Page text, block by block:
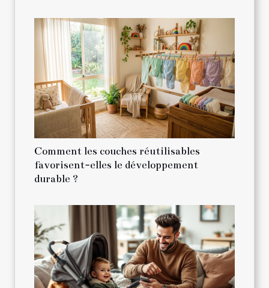
Comment les couches réutilisables
favorisent-elles le développement
durable ?